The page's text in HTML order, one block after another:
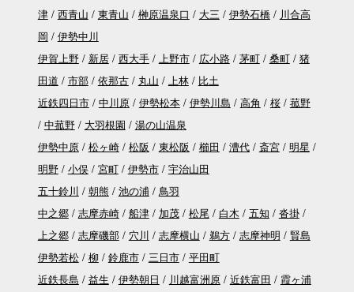
津
西青山 東青山 榊原温泉口 大三 伊勢石橋
川合高
岡
伊勢中川
伊賀上野
新居 西大手 上野市 広小路 茅町 桑町
猪
田道
市部 依那古 丸山 上林
比土
近鉄四日市
中川原 伊勢松本 伊勢川島 高角 桜
菰野
中菰野
大羽根園
湯の山温泉
伊勢中原
松ヶ崎 松阪 東松阪 櫛田 漕代 斎宮
明星
明野
小俣 宮町 伊勢市
宇治山田
五十鈴川
朝熊 池の浦
鳥羽
中之郷
志摩赤崎 船津 加茂 松尾 白木 五知
沓掛
上之郷
志摩磯部 穴川 志摩横山 鵜方 志摩神明
賢島
伊勢若松
柳 鈴鹿市 三日市
平田町
近鉄長島
益生 伊勢朝日 川越富洲原 近鉄富田
霞ヶ浦